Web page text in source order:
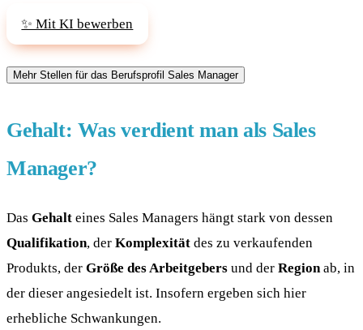
✨ Mit KI bewerben
Gehalt: Was verdient man als Sales
Manager?
Das Gehalt eines Sales Managers hängt stark von dessen
Qualifikation, der Komplexität des zu verkaufenden
Produkts, der Größe des Arbeitgebers und der Region ab, in
der dieser angesiedelt ist. Insofern ergeben sich hier
erhebliche Schwankungen.